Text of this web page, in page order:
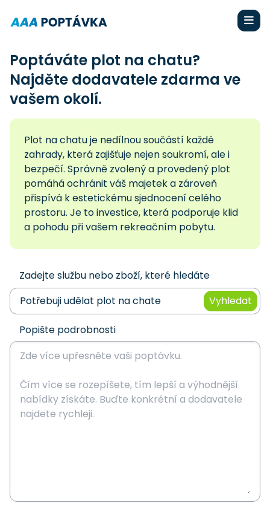
Poptáváte plot na chatu?
Najděte dodavatele zdarma ve
vašem okolí.
Plot na chatu je nedílnou součástí každé
zahrady, která zajišťuje nejen soukromí, ale i
bezpečí. Správně zvolený a provedený plot
pomáhá ochránit váš majetek a zároveň
přispívá k estetickému sjednocení celého
prostoru. Je to investice, která podporuje klid
a pohodu při vašem rekreačním pobytu.
Zadejte službu nebo zboží, které hledáte
Vyhledat
Popište podrobnosti